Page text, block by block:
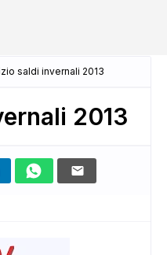
saldi invernali 2013
2013